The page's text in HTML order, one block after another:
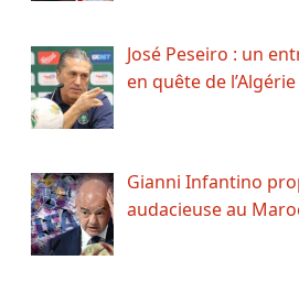
José Peseiro : un
en quête de l’Algérie
Gianni Infantino
audacieuse au